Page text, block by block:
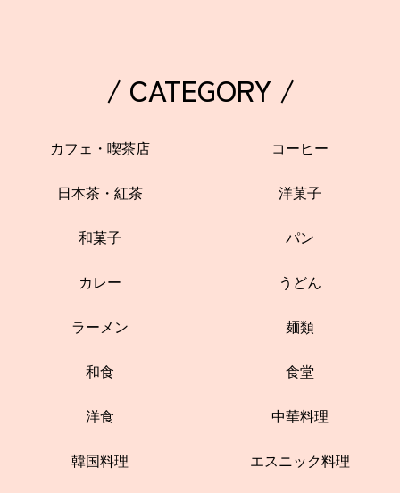
/ CATEGORY /
カフェ・喫茶店 コーヒー
日本茶・紅茶 洋菓子
和菓子 パン
カレー うどん
ラーメン 麺類
和食 食堂
洋食 中華料理
韓国料理 エスニック料理